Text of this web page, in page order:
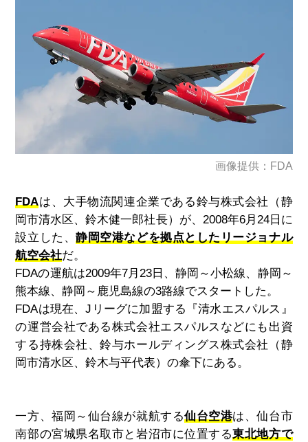
画像提供：FDA
FDAは、大手物流関連企業である鈴与株式会社（静
岡市清水区、鈴木健一郎社長）が、 2008年6月 24日に
設立した、静岡空港などを拠点としたリージョナル
航空会社だ。
FDAの運航は2009年7月 23日、静岡～小松線、静岡～
熊本線、静岡～鹿児島線の3路線でスタートした。
FDAは現在、J リーグに加盟する『清水エスパルス』
の運営会社である株式会社エスパルスなどにも出資
する持株会社、鈴与ホールディングス株式会社（静
岡市清水区、鈴木与平代表）の傘下にある。
一方、福岡～仙台線が就航する仙台空港は、仙台市
南部の宮城県名取市と岩沼市に位置する東北地方で